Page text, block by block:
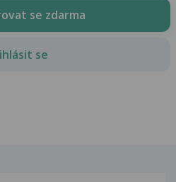
se zdarma
se